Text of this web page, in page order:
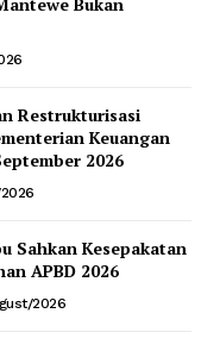
Restrukturisasi
Keuangan
2026
Sahkan Kesepakatan
APBD 2026
2026